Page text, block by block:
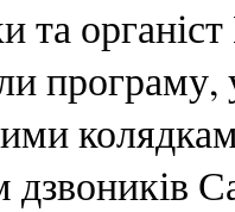
та
програму,
дзвоників